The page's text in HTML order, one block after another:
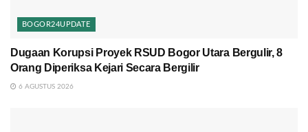
BOGOR24UPDATE
Dugaan Korupsi Proyek RSUD Bogor Utara Bergulir, 8
Orang Diperiksa Kejari Secara Bergilir
6 AGUSTUS 2026